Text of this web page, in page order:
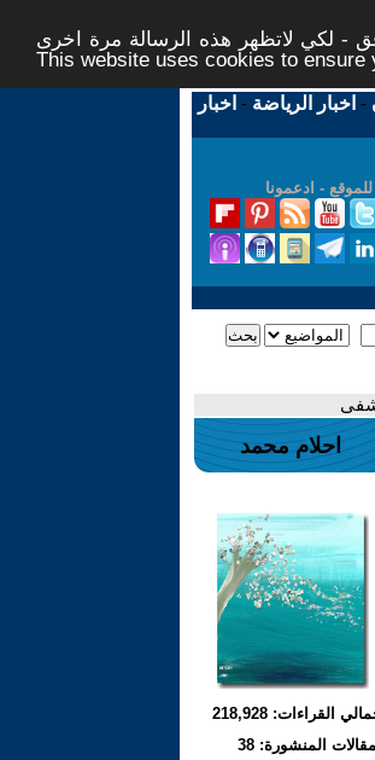
- لكي لاتظهر هذه الرسالة مرة اخرى -
This website uses cookies to
- اخبار الرياضة - اخبار
للموقع - ادعمونا
احلام محمد
القراءات: 218,928
المنشورة: 38